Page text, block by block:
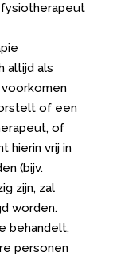
fysiotherapeut
altijd als
of een
of
hierin vrij in
(bijv.
zijn, zal
worden.
behandelt,
personen